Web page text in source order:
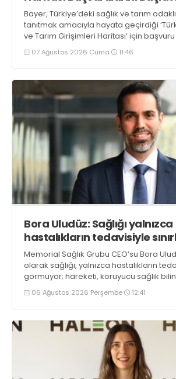
Bayer, Türkiye’deki sağlık ve tarım
tanıtmak amacıyla hayata geçirdiği
ve Tarım Girişimleri Haritası’ için
Ağustos itibarıyla başlattı
07 Ağustos 2026 Cuma 11:46
Bora Uludüz: Sağlığı yalnızca
hastalıkların tedavisiyle
görmüyoruz
Memorial Sağlık Grubu CEO’su Bora
olarak sağlığı, yalnızca hastalıkların
görmüyor; hareketi, koruyucu sağlık
kalitesini destekleyen her adımı bu
bir parçası olarak değerlendiriyoruz.
hem fiziksel hem de zihinsel iyilik halini
inanıyoruz’ dedi
06 Ağustos 2026 Perşembe 12:41